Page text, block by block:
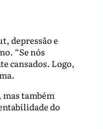
depressão e
“Se nós
cansados. Logo,
mas também
do